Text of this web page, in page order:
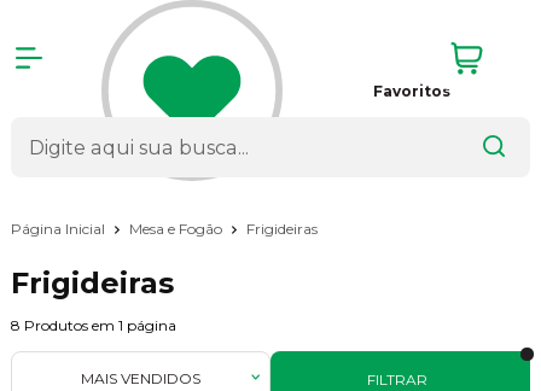
Favoritos
Página Inicial Mesa e Fogão Frigideiras
Frigideiras
8 Produtos em 1 página
FILTRAR
MAIS VENDIDOS